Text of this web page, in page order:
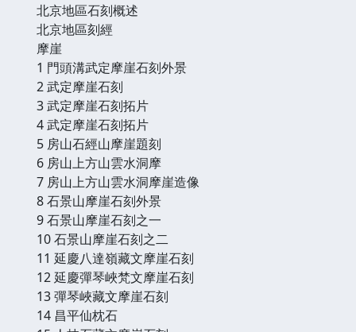
北京地區石刻概述
北京地區刻經
摩崖
1 門頭溝武定摩崖石刻外景
2 武定摩崖石刻
3 武定摩崖石刻拓片
4 武定摩崖石刻拓片
5 房山石經山摩崖題刻
6 房山上方山雲水洞摩
7 房山上方山雲水洞摩崖造像
8 石景山摩崖石刻外景
9 石景山摩崖石刻之一
10 石景山摩崖石刻之二
11 延慶八達嶺藏文摩崖石刻
12 延慶彈琴峽梵文摩崖石刻
13 彈琴峽藏文摩崖石刻
14 昌平仙枕石